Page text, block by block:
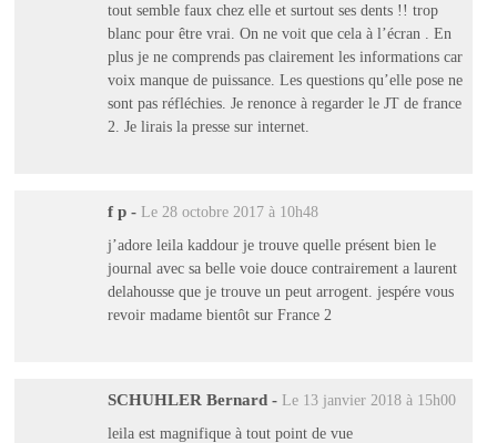
tout semble faux chez elle et surtout ses dents !! trop
blanc pour être vrai. On ne voit que cela à l’écran . En
plus je ne comprends pas clairement les informations car
voix manque de puissance. Les questions qu’elle pose ne
sont pas réfléchies. Je renonce à regarder le JT de france
2. Je lirais la presse sur internet.
f p - Le 28 octobre 2017 à 10h48
j’adore leila kaddour je trouve quelle présent bien le
journal avec sa belle voie douce contrairement a laurent
delahousse que je trouve un peut arrogent. jespére vous
revoir madame bientôt sur France 2
SCHUHLER Bernard - Le 13 janvier 2018 à 15h00
leila est magnifique à tout point de vue